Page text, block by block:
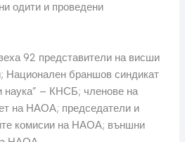
одити и проведени
92 представители на висши
Национален браншов синдикат
наука” – КНСБ; членове на
на НАОА; председатели и
комисии на НАОА; външни